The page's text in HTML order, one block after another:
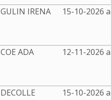
GULIN IRENA 15-10-2026
COE ADA 12-11-2026
DECOLLE
15-10-2026